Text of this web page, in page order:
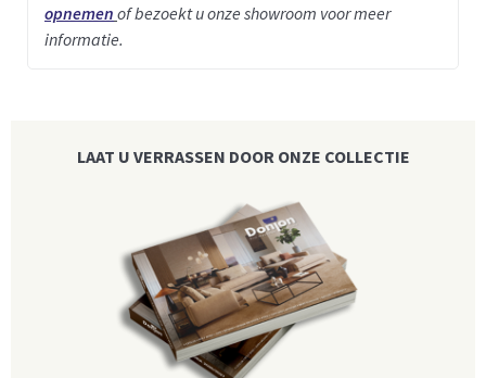
opnemen of bezoekt u onze showroom voor meer
informatie.
LAAT U VERRASSEN DOOR ONZE COLLECTIE